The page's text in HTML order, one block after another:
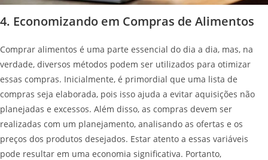
4. Economizando em Compras de Alimentos
Comprar alimentos é uma parte essencial do dia a dia, mas, na
verdade, diversos métodos podem ser utilizados para otimizar
essas compras. Inicialmente, é primordial que uma lista de
compras seja elaborada, pois isso ajuda a evitar aquisições não
planejadas e excessos. Além disso, as compras devem ser
realizadas com um planejamento, analisando as ofertas e os
preços dos produtos desejados. Estar atento a essas variáveis
pode resultar em uma economia significativa. Portanto,